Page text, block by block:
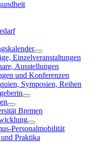
Einzelveranstaltungen
Ausstellungen
und Konferenzen
Symposien, Reihen
Bremen
Personalmobilität
Praktika